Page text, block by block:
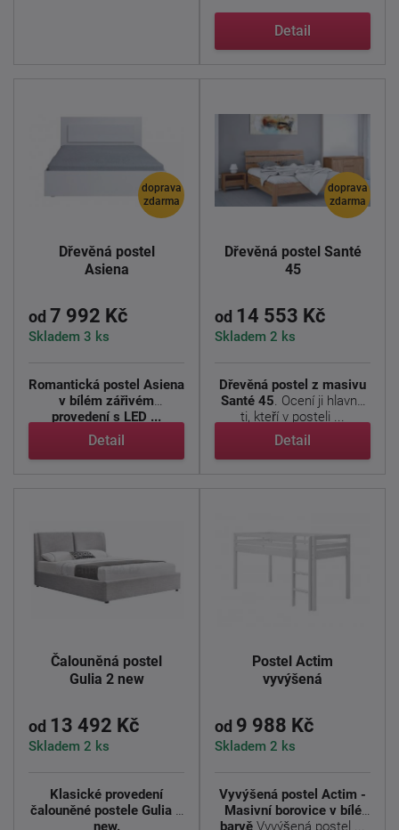
Detail
doprava
zdarma
Dřevěná postel
Asiena
od 7 992 Kč
Skladem 3 ks
Romantická postel Asiena
v bílém zářivém
provedení s LED ...
Detail
doprava
zdarma
Dřevěná postel Santé
45
od 14 553 Kč
Skladem 2 ks
Dřevěná postel z masivu
Santé 45. Ocení ji hlavně
ti, kteří v posteli ...
Detail
Čalouněná postel
Gulia 2 new
od 13 492 Kč
Skladem 2 ks
Klasické provedení
čalouněné postele Gulia 2
new.
Postel Actim
vyvýšená
od 9 988 Kč
Skladem 2 ks
Vyvýšená postel Actim -
Masivní borovice v bílé
barvě Vyvýšená postel ...